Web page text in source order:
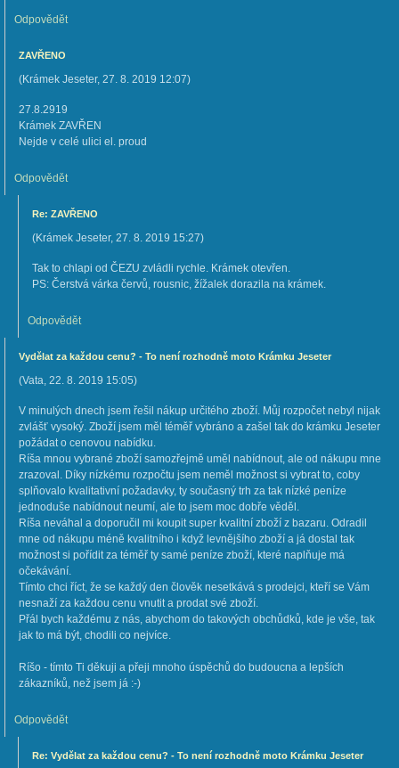
Odpovědět
ZAVŘENO
(Krámek Jeseter, 27. 8. 2019 12:07)
27.8.2919
Krámek ZAVŘEN
Nejde v celé ulici el. proud
Odpovědět
Re: ZAVŘENO
(Krámek Jeseter, 27. 8. 2019 15:27)
Tak to chlapi od ČEZU zvládli rychle. Krámek otevřen.
PS: Čerstvá várka červů, rousnic, žížalek dorazila na krámek.
Odpovědět
Vydělat za každou cenu? - To není rozhodně moto Krámku Jeseter
(Vata, 22. 8. 2019 15:05)
V minulých dnech jsem řešil nákup určitého zboží. Můj rozpočet nebyl nijak
zvlášť vysoký. Zboží jsem měl téměř vybráno a zašel tak do krámku Jeseter
požádat o cenovou nabídku.
Ríša mnou vybrané zboží samozřejmě uměl nabídnout, ale od nákupu mne
zrazoval. Díky nízkému rozpočtu jsem neměl možnost si vybrat to, coby
splňovalo kvalitativní požadavky, ty současný trh za tak nízké peníze
jednoduše nabídnout neumí, ale to jsem moc dobře věděl.
Ríša neváhal a doporučil mi koupit super kvalitní zboží z bazaru. Odradil
mne od nákupu méně kvalitního i když levnějšího zboží a já dostal tak
možnost si pořídit za téměř ty samé peníze zboží, které naplňuje má
očekávání.
Tímto chci říct, že se každý den člověk nesetkává s prodejci, kteří se Vám
nesnaží za každou cenu vnutit a prodat své zboží.
Přál bych každému z nás, abychom do takových obchůdků, kde je vše, tak
jak to má být, chodili co nejvíce.
Ríšo - tímto Ti děkuji a přeji mnoho úspěchů do budoucna a lepších
zákazníků, než jsem já :-)
Odpovědět
Re: Vydělat za každou cenu? - To není rozhodně moto Krámku Jeseter